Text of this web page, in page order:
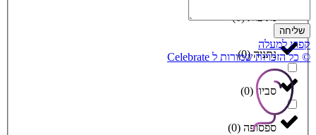
נתיבות(
0
)
נתניה(
0
)
סביון(
0
)
ספסופה (
0
)
שליחה
קפוץ למעלה
© כל הזכויות שמורות ל Celebrate